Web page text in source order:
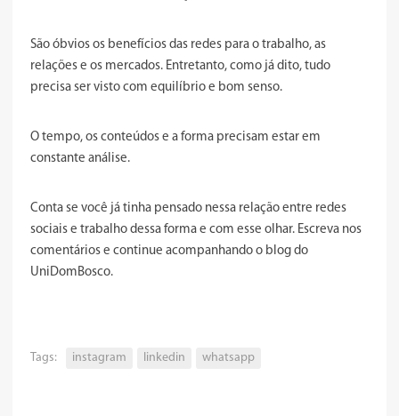
São óbvios os benefícios das redes para o trabalho, as
relações e os mercados. Entretanto, como já dito, tudo
precisa ser visto com equilíbrio e bom senso.
O tempo, os conteúdos e a forma precisam estar em
constante análise.
Conta se você já tinha pensado nessa relação entre redes
sociais e trabalho dessa forma e com esse olhar. Escreva nos
comentários e continue acompanhando o blog do
UniDomBosco.
Tags: instagram linkedin whatsapp